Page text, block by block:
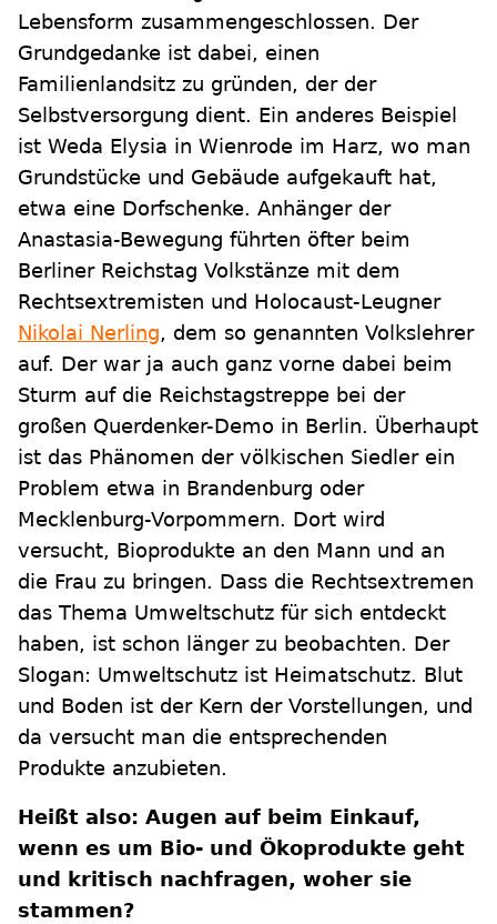
Lebensform zusammengeschlossen. Der
Grundgedanke ist dabei, einen
Familienlandsitz zu gründen, der der
Selbstversorgung dient. Ein anderes Beispiel
ist Weda Elysia in Wienrode im Harz, wo man
Grundstücke und Gebäude aufgekauft hat,
etwa eine Dorfschenke. Anhänger der
Anastasia-Bewegung führten öfter beim
Berliner Reichstag Volkstänze mit dem
Rechtsextremisten und Holocaust-Leugner
Nikolai Nerling, dem so genannten Volkslehrer
auf. Der war ja auch ganz vorne dabei beim
Sturm auf die Reichstagstreppe bei der
großen Querdenker-Demo in Berlin. Überhaupt
ist das Phänomen der völkischen Siedler ein
Problem etwa in Brandenburg oder
Mecklenburg-Vorpommern. Dort wird
versucht, Bioprodukte an den Mann und an
die Frau zu bringen. Dass die Rechtsextremen
das Thema Umweltschutz für sich entdeckt
haben, ist schon länger zu beobachten. Der
Slogan: Umweltschutz ist Heimatschutz. Blut
und Boden ist der Kern der Vorstellungen, und
da versucht man die entsprechenden
Produkte anzubieten.
Heißt also: Augen auf beim Einkauf,
wenn es um Bio- und Ökoprodukte geht
und kritisch nachfragen, woher sie
stammen?